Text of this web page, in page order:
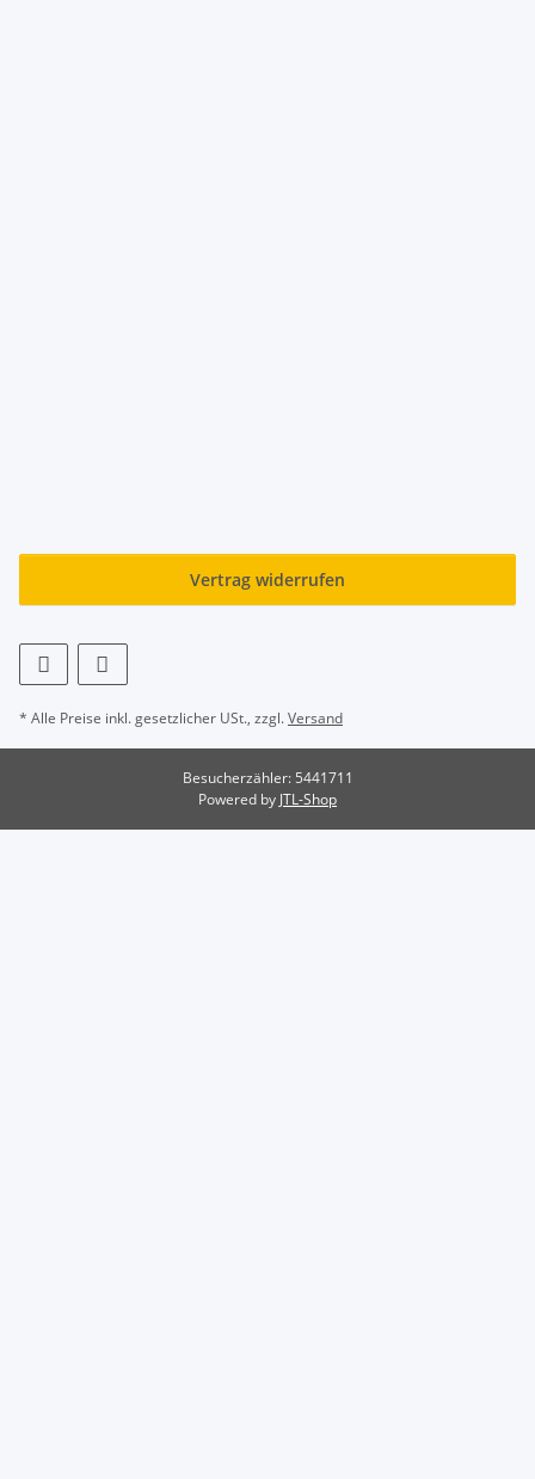
Vertrag widerrufen
* Alle Preise inkl. gesetzlicher USt., zzgl.Versand
Besucherzähler: 5441711
Powered by JTL-Shop